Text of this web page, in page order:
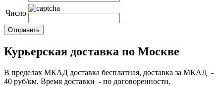
Число
Курьерская доставка по Москве
В пределах МКАД доставка бесплатная, доставка за МКАД -
40 руб/км. Время доставки - по договоренности.